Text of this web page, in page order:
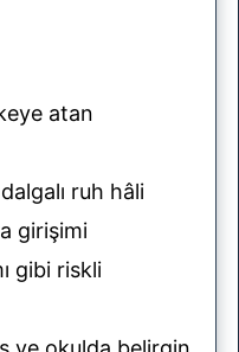
atan
ruh hâli
girişimi
gibi riskli